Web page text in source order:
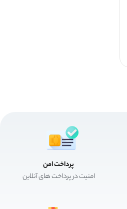
پرداخت امن
امنیت در پرداخت های آنلاین